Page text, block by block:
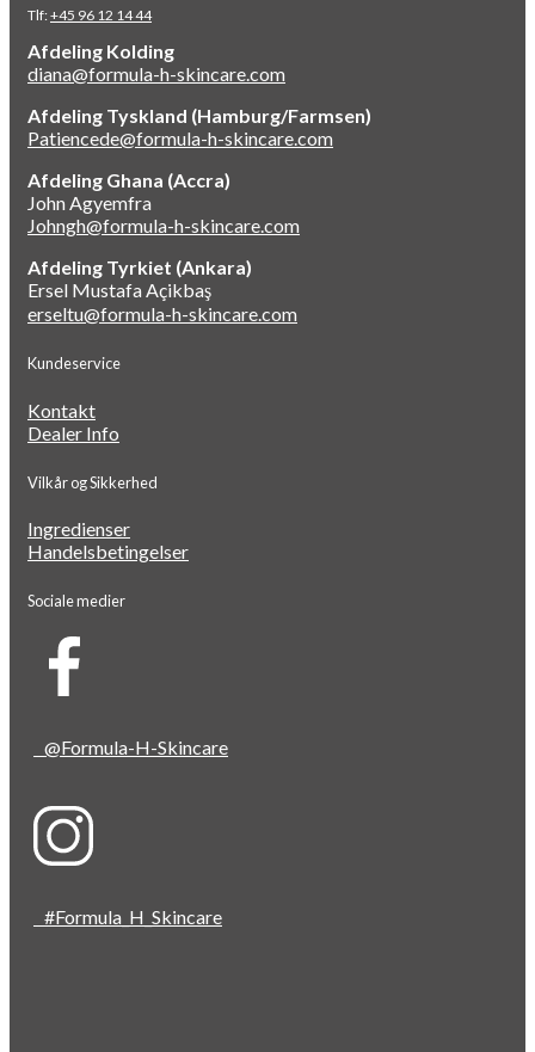
Tlf:+45 96 12 14 44
Afdeling Kolding
diana@formula-h-skincare.com
Afdeling Tyskland (Hamburg/Farmsen)
Patiencede@formula-h-skincare.com
Afdeling Ghana (Accra)
John Agyemfra
Johngh@formula-h-skincare.com
Afdeling Tyrkiet (Ankara)
Ersel Mustafa Açikbaş
erseltu@formula-h-skincare.com
Kundeservice
Kontakt
Dealer Info
Vilkår og Sikkerhed
Ingredienser
Handelsbetingelser
Sociale medier
@Formula-H-Skincare
#Formula_H_Skincare